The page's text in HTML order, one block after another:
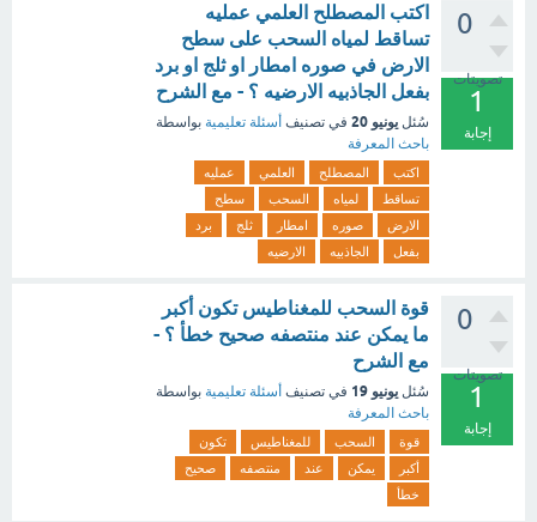
0
تصويتات
1
إجابة
اكتب المصطلح العلمي عمليه
تساقط لمياه السحب على سطح
الارض في صوره امطار او ثلج او برد
بفعل الجاذبيه الارضيه ؟ - مع الشرح
سُئل يونيو 20 في تصنيف أسئلة تعليمية بواسطة
باحث المعرفة
اكتب المصطلح العلمي
عمليه
تساقط
لمياه السحب
سطح
الارض
صوره امطار ثلج
برد
بفعل
الجاذبيه الارضيه
0
تصويتات
1
إجابة
قوة السحب للمغناطيس تكون أكبر
ما يمكن عند منتصفه صحيح خطأ ؟ -
مع الشرح
سُئل يونيو 19 في تصنيف أسئلة تعليمية بواسطة
باحث المعرفة
قوة السحب للمغناطيس
تكون
أكبر
يمكن عند منتصفه
صحيح
خطأ